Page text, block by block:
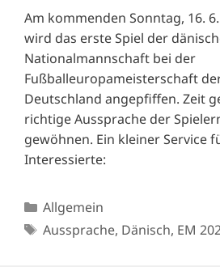
Am kommenden Sonntag, 16.
wird das erste Spiel der
Nationalmannschaft bei der
Fußballeuropameisterschaft
Deutschland angepfiffen. Zeit
richtige Aussprache der
gewöhnen. Ein kleiner Service
Interessierte:
Kategorien
Allgemein
Schlagwörter
Aussprache, Dänisch, EM